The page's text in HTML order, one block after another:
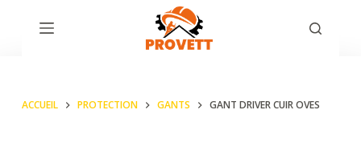
eACCUEIL PROTECTION GANTS GANT DRIVER CUIR OVES